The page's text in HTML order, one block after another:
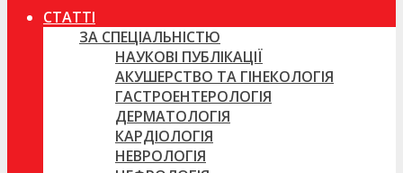
СТАТТІ
ЗА СПЕЦІАЛЬНІСТЮ
НАУКОВІ ПУБЛІКАЦІЇ
АКУШЕРСТВО ТА ГІНЕКОЛОГІЯ
ГАСТРОЕНТЕРОЛОГІЯ
ДЕРМАТОЛОГІЯ
КАРДІОЛОГІЯ
НЕВРОЛОГІЯ